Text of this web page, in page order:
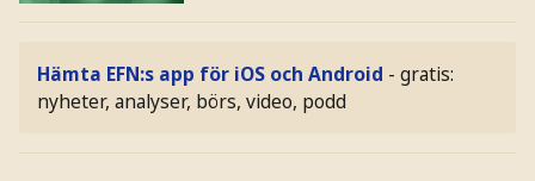
Hämta EFN:s app för iOS och Android - gratis:
nyheter, analyser, börs, video, podd